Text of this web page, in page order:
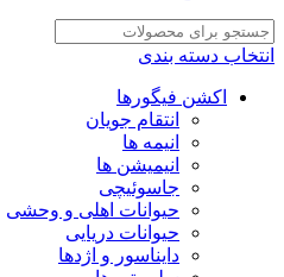
انتخاب دسته بندی
اکشن فیگورها
انتقام جویان
انیمه ها
انیمیشن ها
جاسوئیچی
حیوانات اهلی و وحشی
حیوانات دریایی
دایناسور و اژدها